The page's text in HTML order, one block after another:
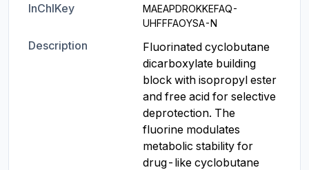
InChIKey
MAEAPDROKKEFAQ-
UHFFFAOYSA-N
Description
Fluorinated cyclobutane
dicarboxylate building
block with isopropyl ester
and free acid for selective
deprotection. The
fluorine modulates
metabolic stability for
drug-like cyclobutane